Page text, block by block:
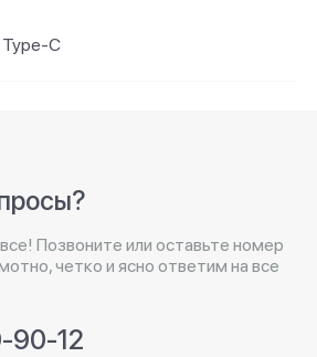
Type-C
Позвоните или оставьте номер
четко и ясно ответим на все
90-12